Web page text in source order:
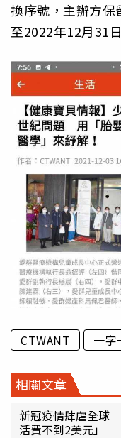
換序號，主辦方保
至2022年12月31
CTWANT 一字
相關文章
新冠疫情肆虐全球
活費不到2美元」